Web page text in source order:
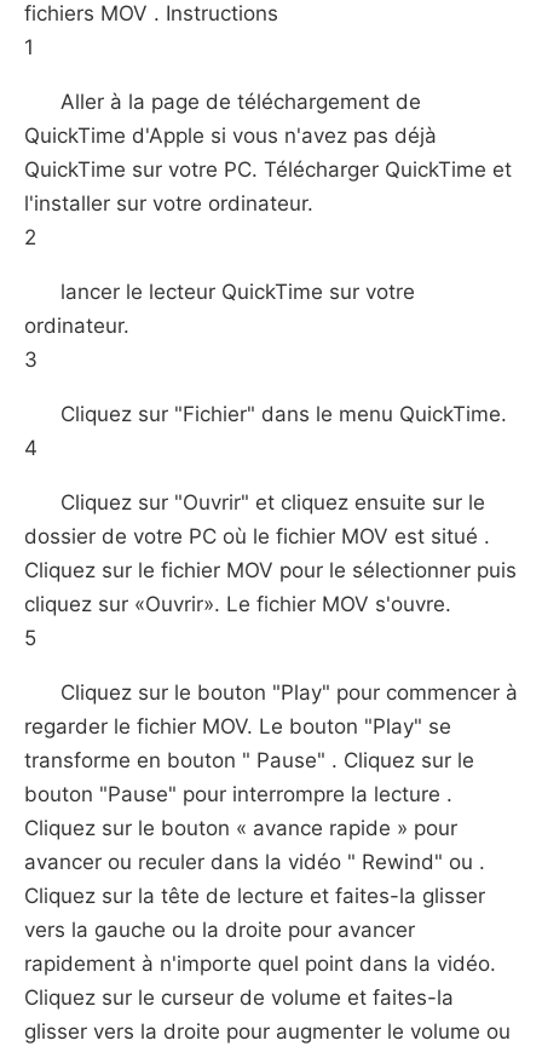
fichiers MOV . Instructions
1
Aller à la page de téléchargement de
QuickTime d'Apple si vous n'avez pas déjà
QuickTime sur votre PC. Télécharger QuickTime et
l'installer sur votre ordinateur.
2
lancer le lecteur QuickTime sur votre
ordinateur.
3
Cliquez sur "Fichier" dans le menu QuickTime.
4
Cliquez sur "Ouvrir" et cliquez ensuite sur le
dossier de votre PC où le fichier MOV est situé .
Cliquez sur le fichier MOV pour le sélectionner puis
cliquez sur «Ouvrir». Le fichier MOV s'ouvre.
5
Cliquez sur le bouton "Play" pour commencer à
regarder le fichier MOV. Le bouton "Play" se
transforme en bouton " Pause" . Cliquez sur le
bouton "Pause" pour interrompre la lecture .
Cliquez sur le bouton « avance rapide » pour
avancer ou reculer dans la vidéo " Rewind" ou .
Cliquez sur la tête de lecture et faites-la glisser
vers la gauche ou la droite pour avancer
rapidement à n'importe quel point dans la vidéo.
Cliquez sur le curseur de volume et faites-la
glisser vers la droite pour augmenter le volume ou